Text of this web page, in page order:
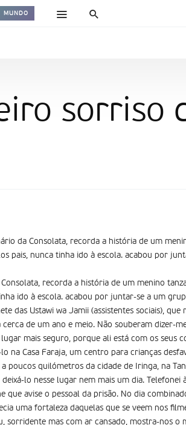
MUNDO
sorriso
da Consolata, recorda a história de um
pais, nunca tinha ido à escola. acabou por
recorda a história de um menino
ido à escola. acabou por juntar-se a um
das Ustawi wa Jamii (assistentes sociais),
cerca de um ano e meio. Não souberam dizer-
mais seguro, porque ali está com os seus
na Casa Faraja, um centro para crianças
poucos quilómetros da cidade de Iringa, na
lo nesse lugar nem mais um dia. Telefonei
que avise o pessoal da prisão. No dia
uma fortaleza daquelas que se veem nos
sorridente mas com ar cansado, mostra-nos